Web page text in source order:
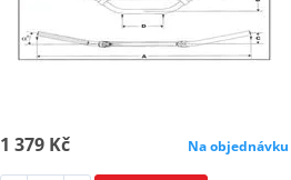
1 379 Kč Na objednávku